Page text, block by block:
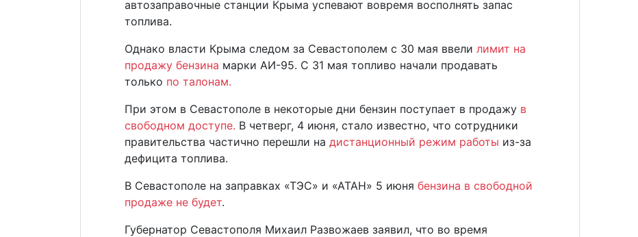
автозаправочные станции Крыма успевают вовремя восполнять запас
топлива.
Однако власти Крыма следом за Севастополем с 30 мая ввели лимит на
продажу бензина марки АИ-95. С 31 мая топливо начали продавать
только по талонам.
При этом в Севастополе в некоторые дни бензин поступает в продажу в
свободном доступе. В четверг, 4 июня, стало известно, что сотрудники
правительства частично перешли на дистанционный режим работы из-за
дефицита топлива.
В Севастополе на заправках «ТЭС» и «АТАН» 5 июня бензина в свободной
продаже не будет.
Губернатор Севастополя Михаил Развожаев заявил, что во время